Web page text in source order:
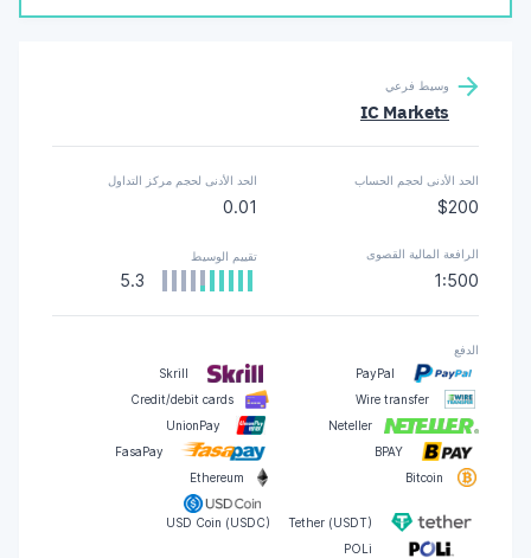
وسيط فرعي
IC Markets
الحد الأدنى لحجم الحساب
$200
الحد الأدنى لحجم مركز التداول
0.01
الرافعة المالية القصوى
1:500
تقييم الوسيط
5.3
الدفع
PayPal
Skrill
Wire transfer
Credit/debit cards
Neteller
UnionPay
BPAY
FasaPay
Bitcoin
Ethereum
Tether (USDT)
USD Coin (USDC)
POLi